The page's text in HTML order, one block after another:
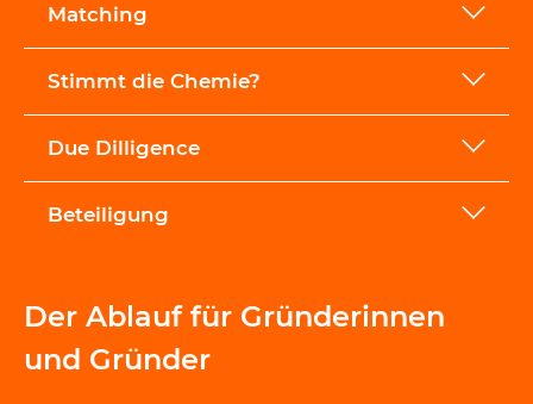
Matching
Stimmt die Chemie?
Due Dilligence
Beteiligung
Der Ablauf für Gründerinnen
und Gründer